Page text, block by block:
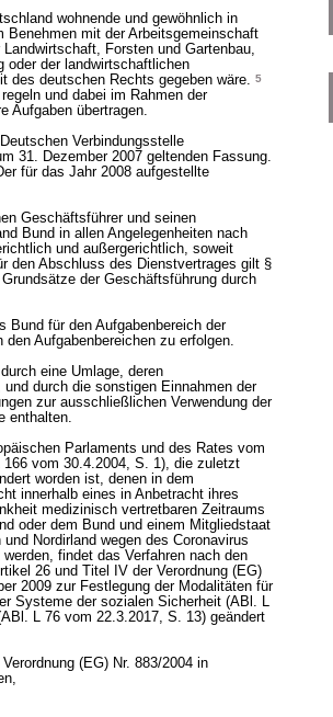
wohnende und gewöhnlich in
Benehmen mit der Arbeitsgemeinschaft
Forsten und Gartenbau,
oder der landwirtschaftlichen
des deutschen Rechts gegeben wäre. 5
und dabei im Rahmen der
Aufgaben übertragen.
Verbindungsstelle
31. Dezember 2007 geltenden Fassung.
für das Jahr 2008 aufgestellte
Geschäftsführer und seinen
Bund in allen Angelegenheiten nach
und außergerichtlich, soweit
den Abschluss des Dienstvertrages gilt §
der Geschäftsführung durch
Bund für den Aufgabenbereich der
Aufgabenbereichen zu erfolgen.
eine Umlage, deren
durch die sonstigen Einnahmen der
zur ausschließlichen Verwendung der
enthalten.
Parlaments und des Rates vom
vom 30.4.2004, S. 1), die zuletzt
worden ist, denen in dem
innerhalb eines in Anbetracht ihres
medizinisch vertretbaren Zeitraums
oder dem Bund und einem Mitgliedstaat
Nordirland wegen des Coronavirus
findet das Verfahren nach den
26 und Titel IV der Verordnung (EG)
2009 zur Festlegung der Modalitäten für
Systeme der sozialen Sicherheit (ABl. L
L 76 vom 22.3.2017, S. 13) geändert
(EG) Nr. 883/2004 in